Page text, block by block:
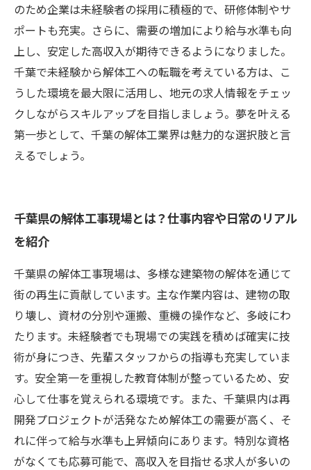
のため企業は未経験者の採用に積極的で、研修体制やサ
ポートも充実。さらに、需要の増加により給与水準も向
上し、安定した高収入が期待できるようになりました。
千葉で未経験から解体工への転職を考えている方は、こ
うした環境を最大限に活用し、地元の求人情報をチェッ
クしながらスキルアップを目指しましょう。夢を叶える
第一歩として、千葉の解体工業界は魅力的な選択肢と言
えるでしょう。
千葉県の解体工事現場とは？仕事内容や日常のリアル
を紹介
千葉県の解体工事現場は、多様な建築物の解体を通じて
街の再生に貢献しています。主な作業内容は、建物の取
り壊し、資材の分別や運搬、重機の操作など、多岐にわ
たります。未経験者でも現場での実践を積めば確実に技
術が身につき、先輩スタッフからの指導も充実していま
す。安全第一を重視した教育体制が整っているため、安
心して仕事を覚えられる環境です。また、千葉県内は再
開発プロジェクトが活発なため解体工の需要が高く、そ
れに伴って給与水準も上昇傾向にあります。特別な資格
がなくても応募可能で、高収入を目指せる求人が多いの